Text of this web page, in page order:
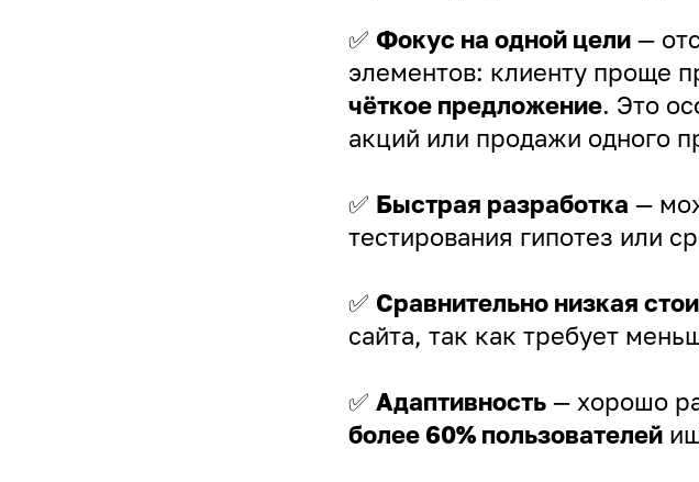
✅ Фокус на одной цели —
элементов: клиенту проще
чёткое предложение. Это
акций или продажи одного
✅ Быстрая разработка —
тестирования гипотез или
✅ Сравнительно низкая
сайта, так как требует
✅ Адаптивность — хорошо
более 60% пользователей